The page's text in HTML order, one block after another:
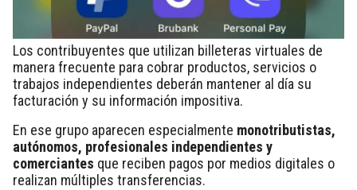
Los contribuyentes que utilizan billeteras virtuales de
manera frecuente para cobrar productos, servicios o
trabajos independientes deberán mantener al día su
facturación y su información impositiva.
En ese grupo aparecen especialmente monotributistas,
autónomos, profesionales independientes y
comerciantes que reciben pagos por medios digitales o
realizan múltiples transferencias.